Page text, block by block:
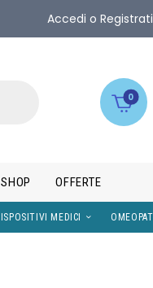
Accedi o Registrati
0
SHOP OFFERTE